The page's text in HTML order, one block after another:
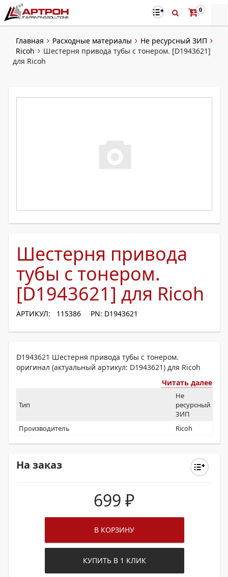
0
Главная Расходные материалы
Не ресурсный ЗИП
Ricoh
Шестерня привода тубы с тонером. [D1943621]
для Ricoh
Шестерня привода
тубы с тонером.
[D1943621] для Ricoh
АРТИКУЛ: 115386 PN: D1943621
D1943621 Шестерня привода тубы с тонером.
оригинал (актуальный артикул: D1943621) для Ricoh
Читать далее
Тип
Не
ресурсный
ЗИП
Производитель
Ricoh
На заказ
699 ₽
В КОРЗИНУ
КУПИТЬ В 1 КЛИК